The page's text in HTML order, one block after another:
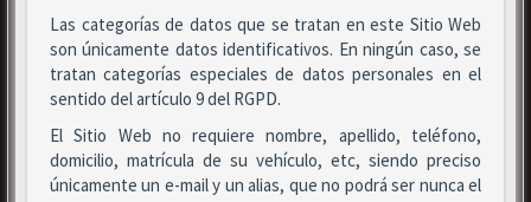
Las categorías de datos que se tratan en este Sitio Web
son únicamente datos identificativos. En ningún caso, se
tratan categorías especiales de datos personales en el
sentido del artículo 9 del RGPD.
El Sitio Web no requiere nombre, apellido, teléfono,
domicilio, matrícula de su vehículo, etc, siendo preciso
únicamente un e-mail y un alias, que no podrá ser nunca el